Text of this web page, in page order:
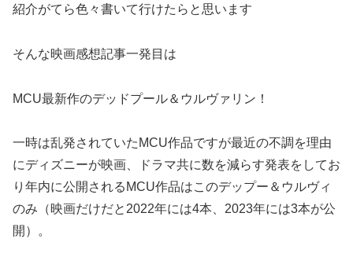
紹介がてら色々書いて行けたらと思います
そんな映画感想記事一発目は
MCU最新作のデッドプール＆ウルヴァリン！
一時は乱発されていたMCU作品ですが最近の不調を理由
にディズニーが映画、ドラマ共に数を減らす発表をしてお
り年内に公開されるMCU作品はこのデップー＆ウルヴィ
のみ（映画だけだと2022年には4本、2023年には3本が公
開）。